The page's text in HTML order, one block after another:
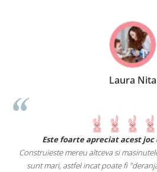
Laura Nita
Este foarte apreciat acest
Construieste mereu altceva si
sunt mari, astfel incat poate fi